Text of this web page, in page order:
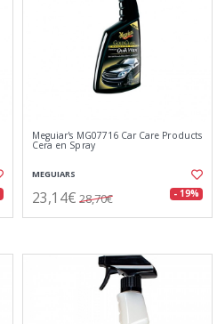
Meguiar's MG07716 Car Care Products
Cera en Spray
MEGUIARS
23,14€ 28,70€ - 19%